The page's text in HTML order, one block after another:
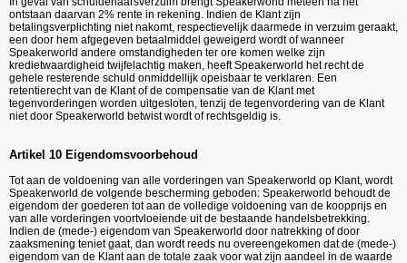
ontstaan daarvan 2% rente in rekening. Indien de Klant zijn
betalingsverplichting niet nakomt, respectievelijk daarmede in verzuim geraakt,
een door hem afgegeven betaalmiddel geweigerd wordt of wanneer
Speakerworld andere omstandigheden ter ore komen welke zijn
kredietwaardigheid twijfelachtig maken, heeft Speakerworld het recht de
gehele resterende schuld onmiddellijk opeisbaar te verklaren. Een
retentierecht van de Klant of de compensatie van de Klant met
tegenvorderingen worden uitgesloten, tenzij de tegenvordering van de Klant
niet door Speakerworld betwist wordt of rechtsgeldig is.
Artikel 10 Eigendomsvoorbehoud
Tot aan de voldoening van alle vorderingen van Speakerworld op Klant, wordt
Speakerworld de volgende bescherming geboden: Speakerworld behoudt de
eigendom der goederen tot aan de volledige voldoening van de koopprijs en
van alle vorderingen voortvloeiende uit de bestaande handelsbetrekking.
Indien de (mede-) eigendom van Speakerworld door natrekking of door
zaaksmening teniet gaat, dan wordt reeds nu overeengekomen dat de (mede-)
eigendom van de Klant aan de totale zaak voor wat zijn aandeel in de waarde